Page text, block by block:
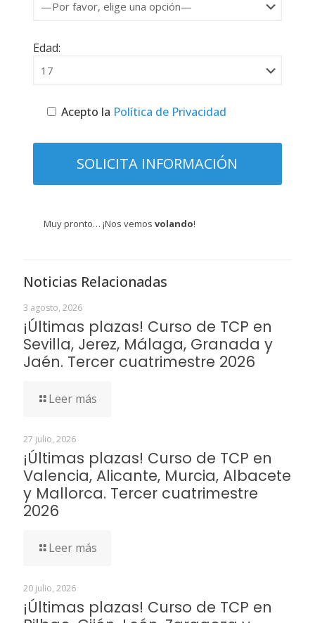
Edad:
Acepto la Política de Privacidad
Muy pronto… ¡Nos vemos volando!
Noticias Relacionadas
3 agosto, 2026
¡Últimas plazas! Curso de TCP en
Sevilla, Jerez, Málaga, Granada y
Jaén. Tercer cuatrimestre 2026
Leer más
27 julio, 2026
¡Últimas plazas! Curso de TCP en
Valencia, Alicante, Murcia, Albacete
y Mallorca. Tercer cuatrimestre
2026
Leer más
20 julio, 2026
¡Últimas plazas! Curso de TCP en